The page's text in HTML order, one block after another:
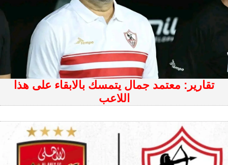
تقارير: معتمد جمال يتمسك بالابقاء على هذا
اللاعب